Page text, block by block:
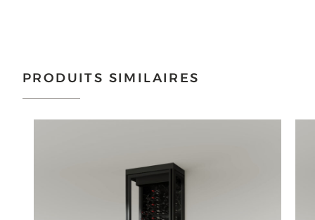
PRODUITS SIMILAIRES